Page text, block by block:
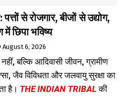
से रोजगार, बीजों से उद्योग,
छिपा भविष्य
August 6, 2026
बल्कि आदिवासी जीवन, ग्रामीण
जैव विविधता और जलवायु सुरक्षा का
है। THE INDIAN TRIBAL की